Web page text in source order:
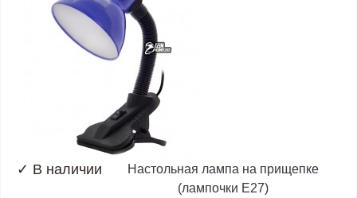
✓ В наличии
Настольная лампа на прищепке
(лампочки E27)